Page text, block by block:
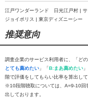
江戸ワンダーランド 日光江戸村 |
ジョイポリス | 東京ディズニーシー
推奨意向
調査企業のサービス利用者に、「ど
とても薦めたい 」「B:まあ薦めたい
階で評価をしてもらい比率を算出して
※10段階聴取については、A=9-10回
出しております。